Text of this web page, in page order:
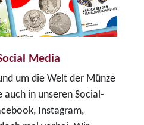
Media
um die Welt der Münze
auch in unseren Social-
Instagram,